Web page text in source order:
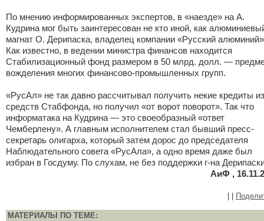
По мнению информированных экспертов, в «наезде» на А.
Кудрина мог быть заинтересован не кто иной, как
магнат О. Дерипаска, владелец компании «Русский
Как известно, в ведении министра финансов находится
Стабилизационный фонд размером в 50 млрд. долл. —
вожделения многих финансово-промышленных групп.
«РусАл» не так давно рассчитывал получить некие кредиты из
средств Стабфонда, но получил «от ворот поворот». Так что
информатака на Кудрина — это своеобразный «ответ
Чемберлену». А главным исполнителем стал бывший пресс-
секретарь олигарха, который затем дорос до председателя
Наблюдательного совета «РусАла», а одно время даже был
избран в Госдуму. По слухам, не без поддержки г-на
АиФ ,
МАТЕРИАЛЫ ПО ТЕМЕ: